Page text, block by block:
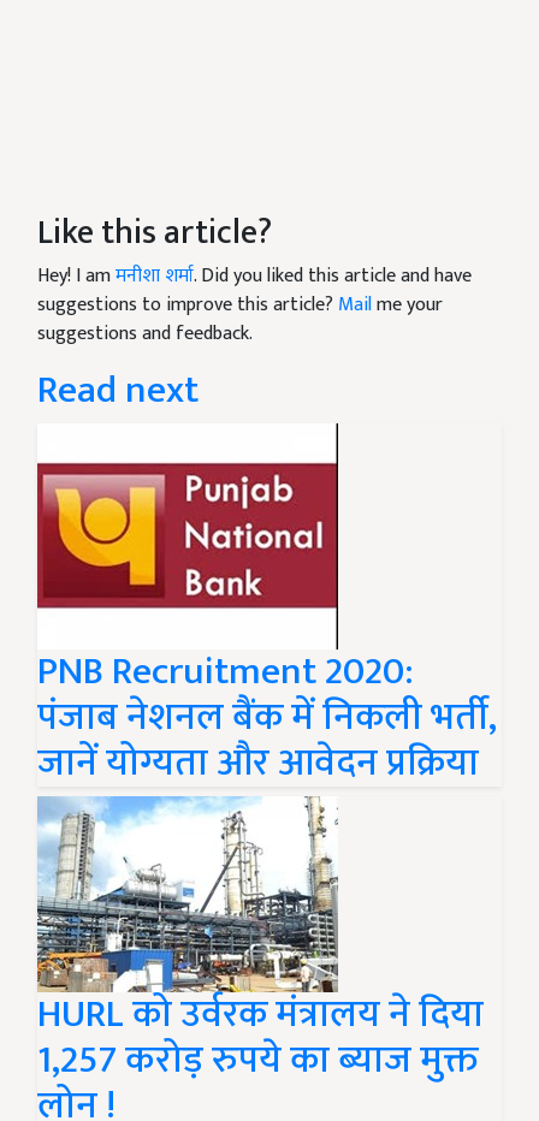
Like this article?
Hey! I amमनीशा शर्मा. Did you liked this article and have
suggestions to improve this article? Mailme your
suggestions and feedback.
Read next
PNB Recruitment 2020:
पंजाब नेशनल बैंक में निकली भर्ती,
जानें योग्यता और आवेदन प्रक्रिया
HURL को उर्वरक मंत्रालय ने दिया
1,257 करोड़ रुपये का ब्याज मुक्त
लोन !